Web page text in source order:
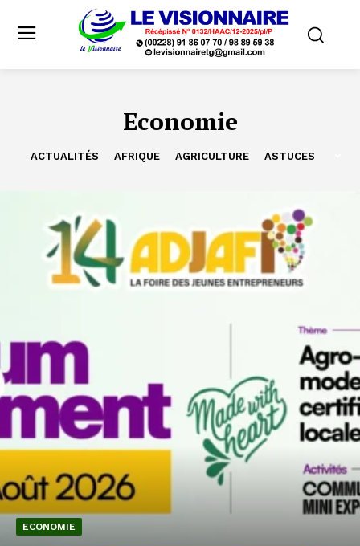
Economie
ACTUALITÉS AFRIQUE AGRICULTURE ASTUCES
ECONOMIE